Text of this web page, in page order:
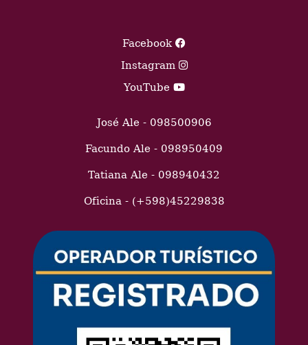
Facebook
Instagram
YouTube
José Ale - 098500906
Facundo Ale - 098950409
Tatiana Ale - 098940432
Oficina - (+598)45229838